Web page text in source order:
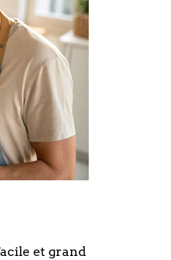
et grand